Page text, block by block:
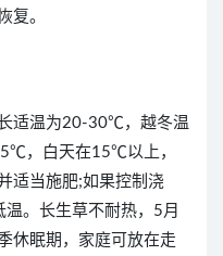
复。
适温为20-30℃，越冬温
，白天在15℃以上，
适当施肥;如果控制浇
。长生草不耐热，5月
休眠期，家庭可放在走